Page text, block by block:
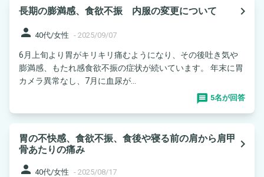
長期の膨満感、食欲不振 内服の変更について
navigate_next
person 40代/女性 - 2025/09/07
6月上旬より胃がキリキリ痛むようになり、その後吐き気や
膨満感、もたれ感食欲不振の症状が続いています。 年末に胃
カメラ異常なし、7月に血尿が...
5名が回答
胃の不快感、食欲不振、食後や寝る前の肩から肩甲
骨あたりの痛み
navigate_next
person 40代/女性 - 2025/08/17